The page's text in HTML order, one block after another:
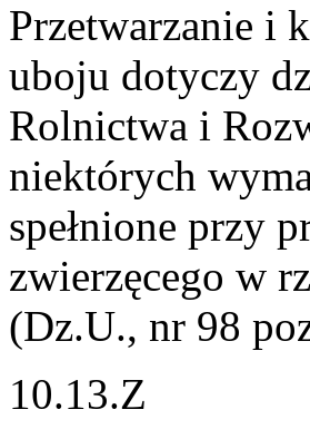
Przetwarzanie i
uboju dotyczy
Rolnictwa i
niektórych
spełnione przy
zwierzęcego w
(Dz.U., nr 98
10.13.Z